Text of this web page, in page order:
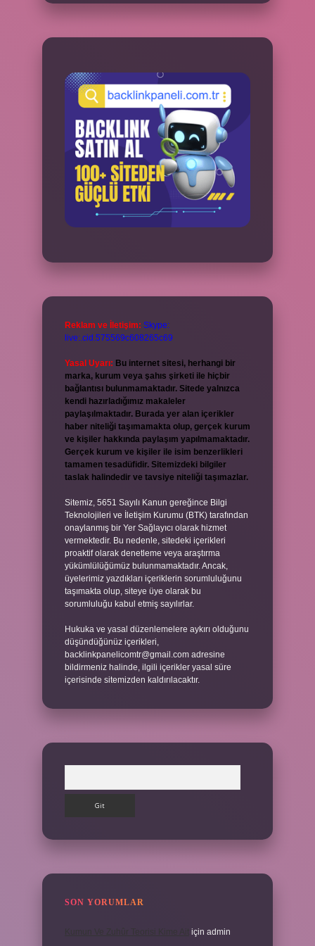
Reklam ve İletişim: Skype:
live:.cid.575569c608265c69
Yasal Uyarı: Bu internet sitesi, herhangi bir
marka, kurum veya şahıs şirketi ile hiçbir
bağlantısı bulunmamaktadır. Sitede yalnızca
kendi hazırladığımız makaleler
paylaşılmaktadır. Burada yer alan içerikler
haber niteliği taşımamakta olup, gerçek kurum
ve kişiler hakkında paylaşım yapılmamaktadır.
Gerçek kurum ve kişiler ile isim benzerlikleri
tamamen tesadüfidir. Sitemizdeki bilgiler
taslak halindedir ve tavsiye niteliği taşımazlar.
Sitemiz, 5651 Sayılı Kanun gereğince Bilgi
Teknolojileri ve İletişim Kurumu (BTK) tarafından
onaylanmış bir Yer Sağlayıcı olarak hizmet
vermektedir. Bu nedenle, sitedeki içerikleri
proaktif olarak denetleme veya araştırma
yükümlülüğümüz bulunmamaktadır. Ancak,
üyelerimiz yazdıkları içeriklerin sorumluluğunu
taşımakta olup, siteye üye olarak bu
sorumluluğu kabul etmiş sayılırlar.
Hukuka ve yasal düzenlemelere aykırı olduğunu
düşündüğünüz içerikleri,
backlinkpanelicomtr@gmail.com adresine
bildirmeniz halinde, ilgili içerikler yasal süre
içerisinde sitemizden kaldırılacaktır.
SON YORUMLAR
için admin